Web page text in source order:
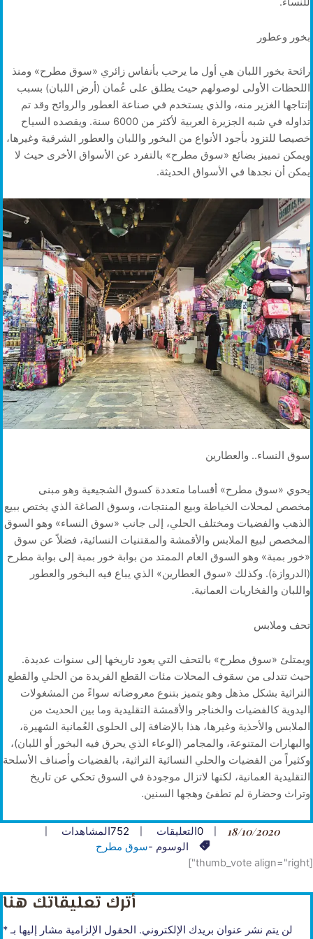
بخور وعطور
رائحة بخور اللبان هي أول ما يرحب بأنفاس زائري «سوق مطرح» ومنذ
اللحظات الأولى لوصولهم حيث يطلق على عُمان (أرض اللبان) بسبب
إنتاجها الغزير منه، والذي يستخدم في صناعة العطور والروائح وقد تم
تداوله في شبه الجزيرة العربية لأكثر من 6000 سنة. ويقصده السياح
خصيصا للتزود بأجود الأنواع من البخور واللبان والعطور الشرقية وغيرها،
ويمكن تمييز بضائع «سوق مطرح» بالتفرد عن الأسواق الأخرى حيث لا
يمكن أن نجدها في الأسواق الحديثة.
سوق النساء.. والعطارين
يحوي «سوق مطرح» أقساما متعددة كسوق الشجيعية وهو مبنى
مخصص لمحلات الخياطة وبيع المنتجات، وسوق الصاغة الذي يختص ببيع
الذهب والفضيات ومختلف الحلي، إلى جانب «سوق النساء» وهو السوق
المخصص لبيع الملابس والأقمشة والمقتنيات النسائية، فضلاً عن سوق
«خور بمبة» وهو السوق العام الممتد من بوابة خور بمبة إلى بوابة مطرح
(الدروازة). وكذلك «سوق العطارين» الذي يباع فيه البخور والعطور
واللبان والفخاريات العمانية.
تحف وملابس
ويمتلئ «سوق مطرح» بالتحف التي يعود تاريخها إلى سنوات عديدة.
حيث تتدلى من سقوف المحلات مئات القطع الفريدة من الحلي والقطع
التراثية بشكل مذهل وهو يتميز بتنوع معروضاته سواءً من المشغولات
اليدوية كالفضيات والخناجر والأقمشة التقليدية وما بين الحديث من
الملابس والأحذية وغيرها، هذا بالإضافة إلى الحلوى العُمانية الشهيرة،
والبهارات المتنوعة، والمجامر (الوعاء الذي يحرق فيه البخور أو اللبان)،
وكثيراً من الفضيات والحلي النسائية التراثية، بالفضيات وأصناف الأسلحة
التقليدية العمانية، لكنها لاتزال موجودة في السوق تحكي عن تاريخ
وتراث وحضارة لم تطفئ وهجها السنين.
18/10/2020
0التعليقات 752المشاهدات
الوسوم -سوق مطرح
[thumb_vote align="right"]
أترك تعليقاتك هنا
لن يتم نشر عنوان بريدك الإلكتروني. الحقول الإلزامية مشار إليها بـ*